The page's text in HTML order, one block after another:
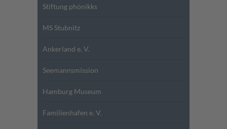
Stiftung phönikks
MS Stubnitz
Ankerland e. V.
Seemannsmission
Hamburg Museum
Familienhafen e. V.